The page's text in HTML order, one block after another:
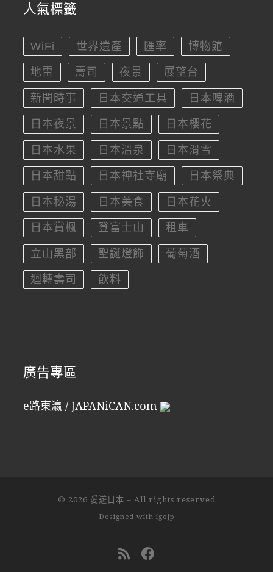
人氣標籤
WiFi 世界遺產 匯率 博物館
地雷 壽司 夜景 展望台
新聞時事 日本交通工具 日本啤酒
日本夜景 日本景點 日本櫻花
日本水果 日本溫泉 日本滑雪
日本甜點 日本神社寺廟 日本祭典
日本秘湯 日本美食 日本花火
日本賞楓 登富士山 租車
立山黑部 聖誕燈飾 葡萄酒
迴轉壽司 飲料
廣告專區
e路東瀛 / JAPANiCAN.com
© 2026 愛遊日本 – All rights reserved
Designed with igojp